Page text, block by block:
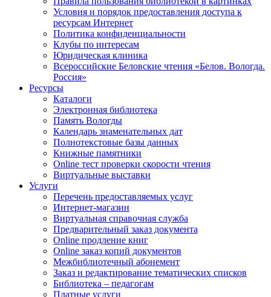
Условия и порядок предоставления доступа к
ресурсам Интернет
Политика конфиденциальности
Клубы по интересам
Юридическая клиника
Всероссийские Беловские чтения «Белов. Вологда.
Россия»
Ресурсы
Каталоги
Электронная библиотека
Память Вологды
Календарь знаменательных дат
Полнотекстовые базы данных
Книжные памятники
Online тест проверки скорости чтения
Виртуальные выставки
Услуги
Перечень предоставляемых услуг
Интернет-магазин
Виртуальная справочная служба
Предварительный заказ документа
Online продление книг
Online заказ копий документов
Межбиблиотечный абонемент
Заказ и редактирование тематических списков
Библиотека – педагогам
Платные услуги